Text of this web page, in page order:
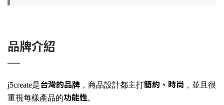
品牌介紹
j5create是台灣的品牌 ，商品設計都主打簡約、時尚 ，並且很
重視每樣產品的功能性。